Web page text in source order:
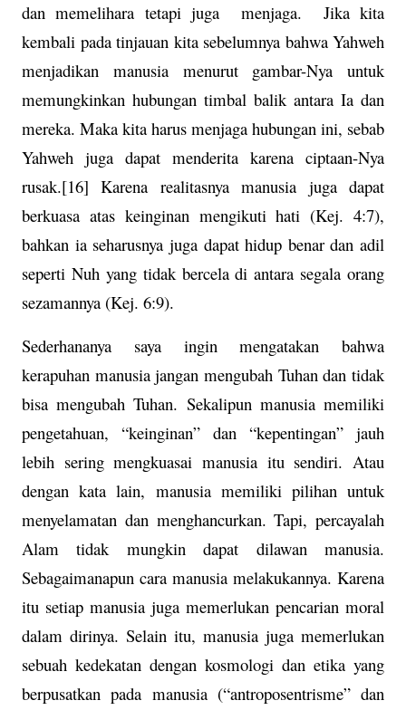
dan memelihara tetapi juga
menjaga.
Jika kita
kembali pada tinjauan kita sebelumnya bahwa Yahweh
menjadikan manusia menurut gambar-Nya untuk
memungkinkan hubungan timbal balik antara Ia dan
mereka. Maka kita harus menjaga hubungan ini, sebab
Yahweh juga dapat menderita karena ciptaan-Nya
rusak.[16] Karena realitasnya manusia juga dapat
berkuasa atas keinginan mengikuti hati (Kej. 4:7),
bahkan ia seharusnya juga dapat hidup benar dan adil
seperti Nuh yang tidak bercela di antara segala orang
sezamannya (Kej. 6:9).
Sederhananya saya ingin mengatakan bahwa
kerapuhan manusia jangan mengubah Tuhan dan tidak
bisa mengubah Tuhan. Sekalipun manusia memiliki
pengetahuan, “keinginan” dan “kepentingan” jauh
lebih sering mengkuasai manusia itu sendiri. Atau
dengan kata lain, manusia memiliki pilihan untuk
menyelamatan dan menghancurkan. Tapi, percayalah
Alam tidak mungkin dapat dilawan manusia.
Sebagaimanapun cara manusia melakukannya. Karena
itu setiap manusia juga memerlukan pencarian moral
dalam dirinya. Selain itu, manusia juga memerlukan
sebuah kedekatan dengan kosmologi dan etika yang
berpusatkan pada manusia (“antroposentrisme” dan